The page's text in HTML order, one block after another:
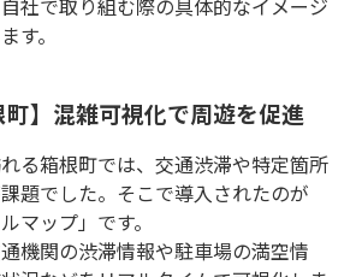
す。
町】混雑可視化で周遊を促進
る箱根町では、交通渋滞や特定箇所
題でした。そこで導入されたのが
マップ」です。
機関の渋滞情報や駐車場の満空情